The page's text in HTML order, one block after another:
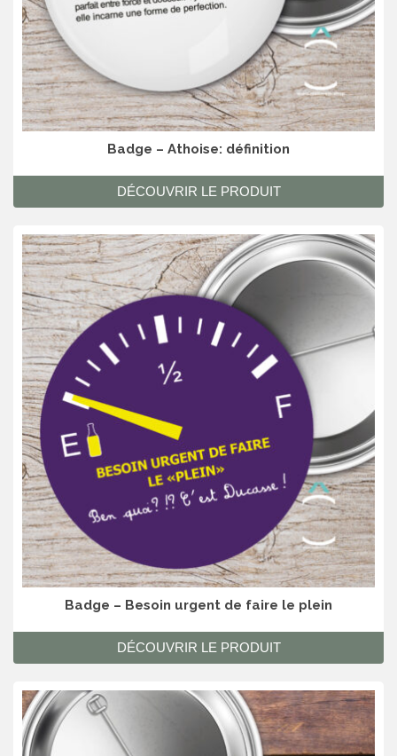
Badge – Athoise: définition
DÉCOUVRIR LE PRODUIT
Badge – Besoin urgent de faire le plein
DÉCOUVRIR LE PRODUIT